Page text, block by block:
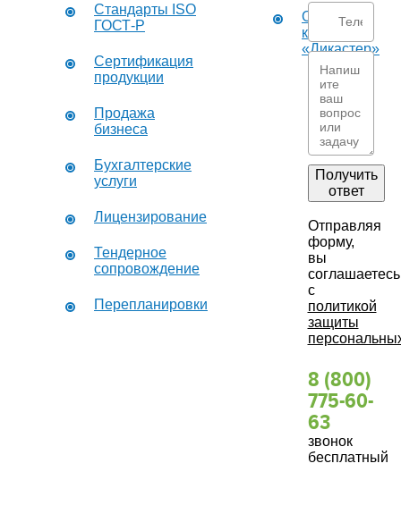
Стандарты ISO
ГОСТ-Р
Сертификация
продукции
Продажа
бизнеса
Бухгалтерские
услуги
Лицензирование
Тендерное
сопровождение
Перепланировки
О
компании
«Дикастер»
Получить
ответ
Отправляя
форму,
вы
соглашаетесь
с
политикой
защиты
8 (800)
775-60-
63
звонок
бесплатный